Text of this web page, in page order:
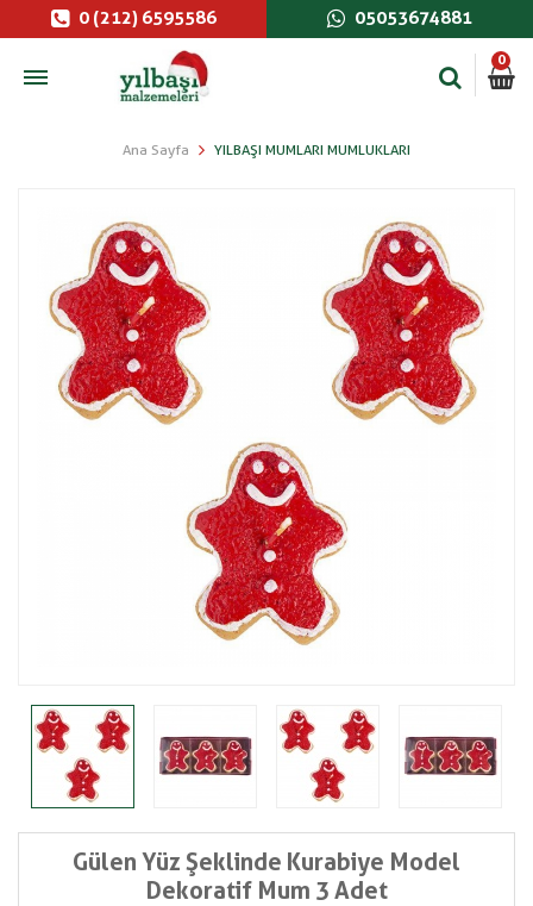
0 (212) 6595586 05053674881
0
Ana Sayfa YILBAŞI MUMLARI MUMLUKLARI
Gülen Yüz Şeklinde Kurabiye Model
Dekoratif Mum 3 Adet